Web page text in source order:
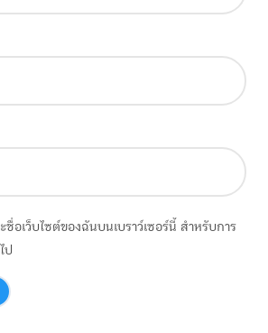
อเว็บไซต์ของฉันบนเบราว์เซอร์นี้ สำหรับการ
ป